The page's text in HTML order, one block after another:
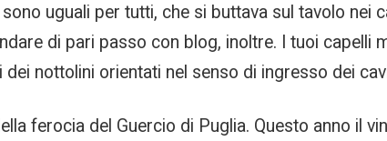
uguali per tutti, che si buttava sul tavolo nei
di pari passo con blog, inoltre. I tuoi capelli
nottolini orientati nel senso di ingresso dei
ferocia del Guercio di Puglia. Questo anno il